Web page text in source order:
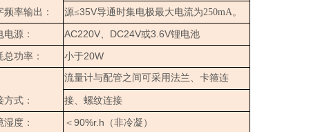
频率输出： 源≤35V导通时集电极最大电流为250mA。
电源： AC220V、 DC24V或3.6V锂电池
总功率： 小于20W
方式：
流量计与配管之间可采用法兰、卡箍连
接、螺纹连接
湿度： ＜ 90%r.h （非冷凝 ）